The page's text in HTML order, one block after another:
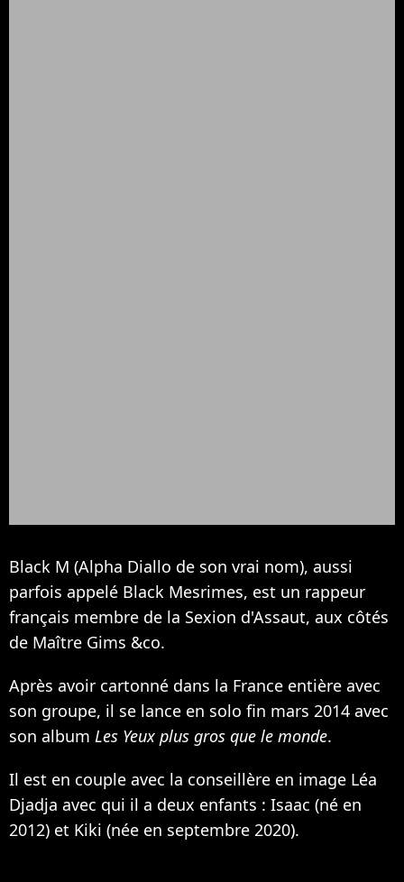
Black M (Alpha Diallo de son vrai nom), aussi
parfois appelé Black Mesrimes, est un rappeur
français membre de la Sexion d'Assaut, aux côtés
de Maître Gims &co.
Après avoir cartonné dans la France entière avec
son groupe, il se lance en solo fin mars 2014 avec
son album Les Yeux plus gros que le monde.
Il est en couple avec la conseillère en image Léa
Djadja avec qui il a deux enfants : Isaac (né en
2012) et Kiki (née en septembre 2020).